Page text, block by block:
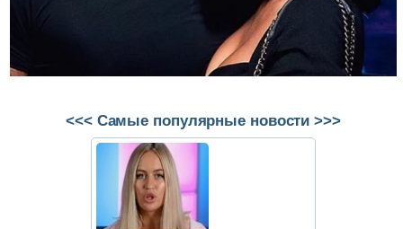
<<< Самые популярные новости >>>